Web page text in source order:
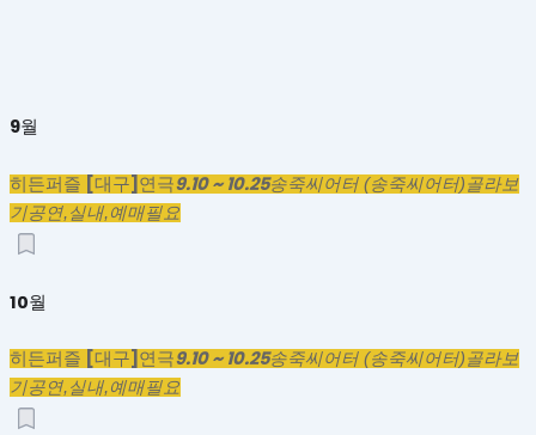
9월
히든퍼즐 [대구] 연극9.10 ~ 10.25송죽씨어터 (송죽씨어터)골라보
기공연,실내,예매필요
10월
히든퍼즐 [대구] 연극9.10 ~ 10.25송죽씨어터 (송죽씨어터)골라보
기공연,실내,예매필요